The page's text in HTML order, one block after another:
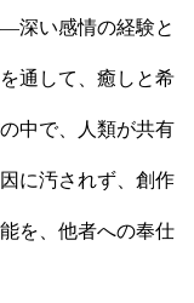
深い感情の経験と
通して、癒しと希
中で、人類が共有
に汚されず、創作
を、他者への奉仕